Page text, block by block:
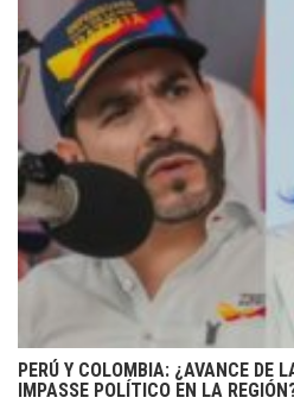
PERÚ Y COLOMBIA: ¿AVANCE DE
IMPASSE POLÍTICO EN LA